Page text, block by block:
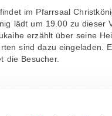
im Pfarrsaal
lädt um 19.00 zu dieser
erzählt über seine
sind dazu eingeladen.
die Besucher.